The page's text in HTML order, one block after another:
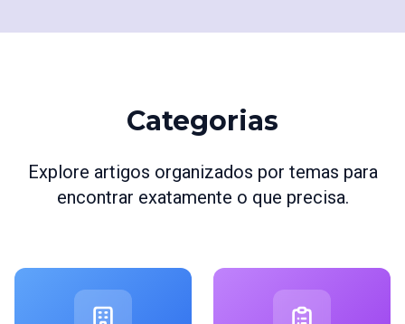
Categorias
Explore artigos organizados por temas para
encontrar exatamente o que precisa.